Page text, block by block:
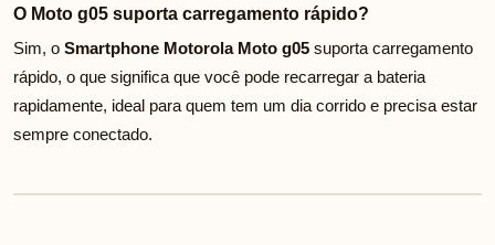
O Moto g05 suporta carregamento rápido?
Sim, o Smartphone Motorola Moto g05 suporta carregamento
rápido, o que significa que você pode recarregar a bateria
rapidamente, ideal para quem tem um dia corrido e precisa estar
sempre conectado.